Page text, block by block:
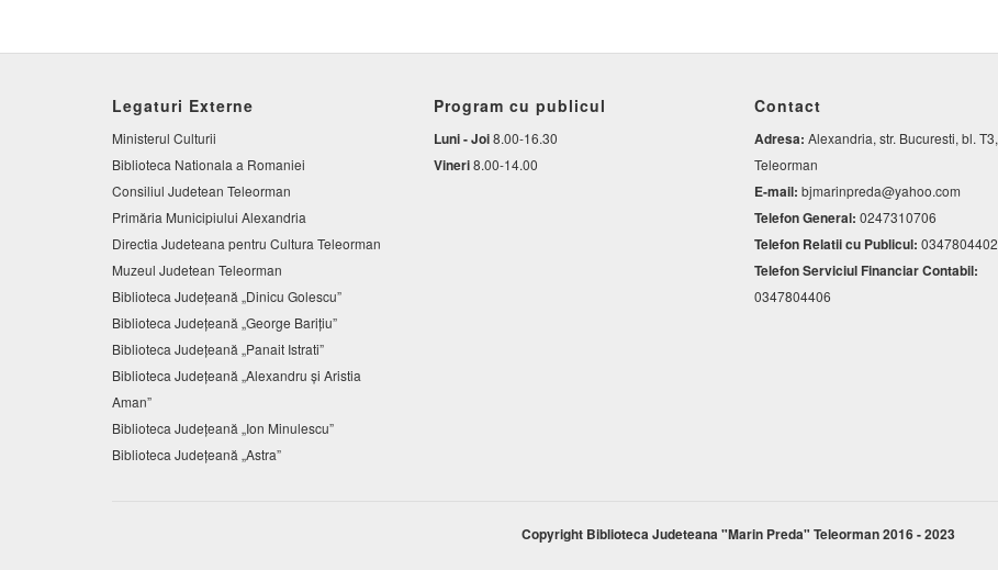
Legaturi Externe
Ministerul Culturii
Biblioteca Nationala a Romaniei
Consiliul Judetean Teleorman
Primăria Municipiului Alexandria
Directia Judeteana pentru Cultura Teleorman
Muzeul Judetean Teleorman
Biblioteca Judeţeană „Dinicu Golescu”
Biblioteca Județeană „George Barițiu”
Biblioteca Judeţeană „Panait Istrati”
Biblioteca Judeţeană „Alexandru şi Aristia
Aman”
Biblioteca Judeţeană „Ion Minulescu”
Biblioteca Județeană „Astra”
Program cu publicul
Luni - Joi8.00-16.30
Vineri8.00-14.00
Contact
Adresa: Alexandria, str. Bucuresti, bl. T3,
Teleorman
E-mail: bjmarinpreda@yahoo.com
Telefon General: 0247310706
Telefon Relatii cu Publicul: 0347804402
Telefon Serviciul Financiar Contabil:
0347804406
Copyright Biblioteca Judeteana "Marin Preda" Teleorman 2016 - 2023